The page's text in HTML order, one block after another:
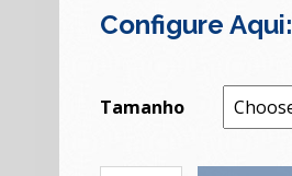
Configure Aqui:
Tamanho